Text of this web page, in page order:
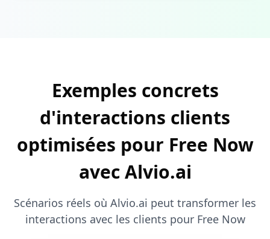
Exemples concrets
d'interactions clients
optimisées pour Free Now
avec Alvio.ai
Scénarios réels où Alvio.ai peut transformer les
interactions avec les clients pour Free Now